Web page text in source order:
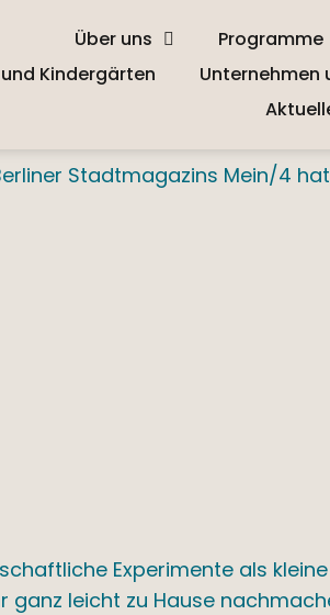
Über uns Programme
Kindergärten
Unternehmen
Stadtmagazins Mein/4
Experimente als
leicht zu Hause